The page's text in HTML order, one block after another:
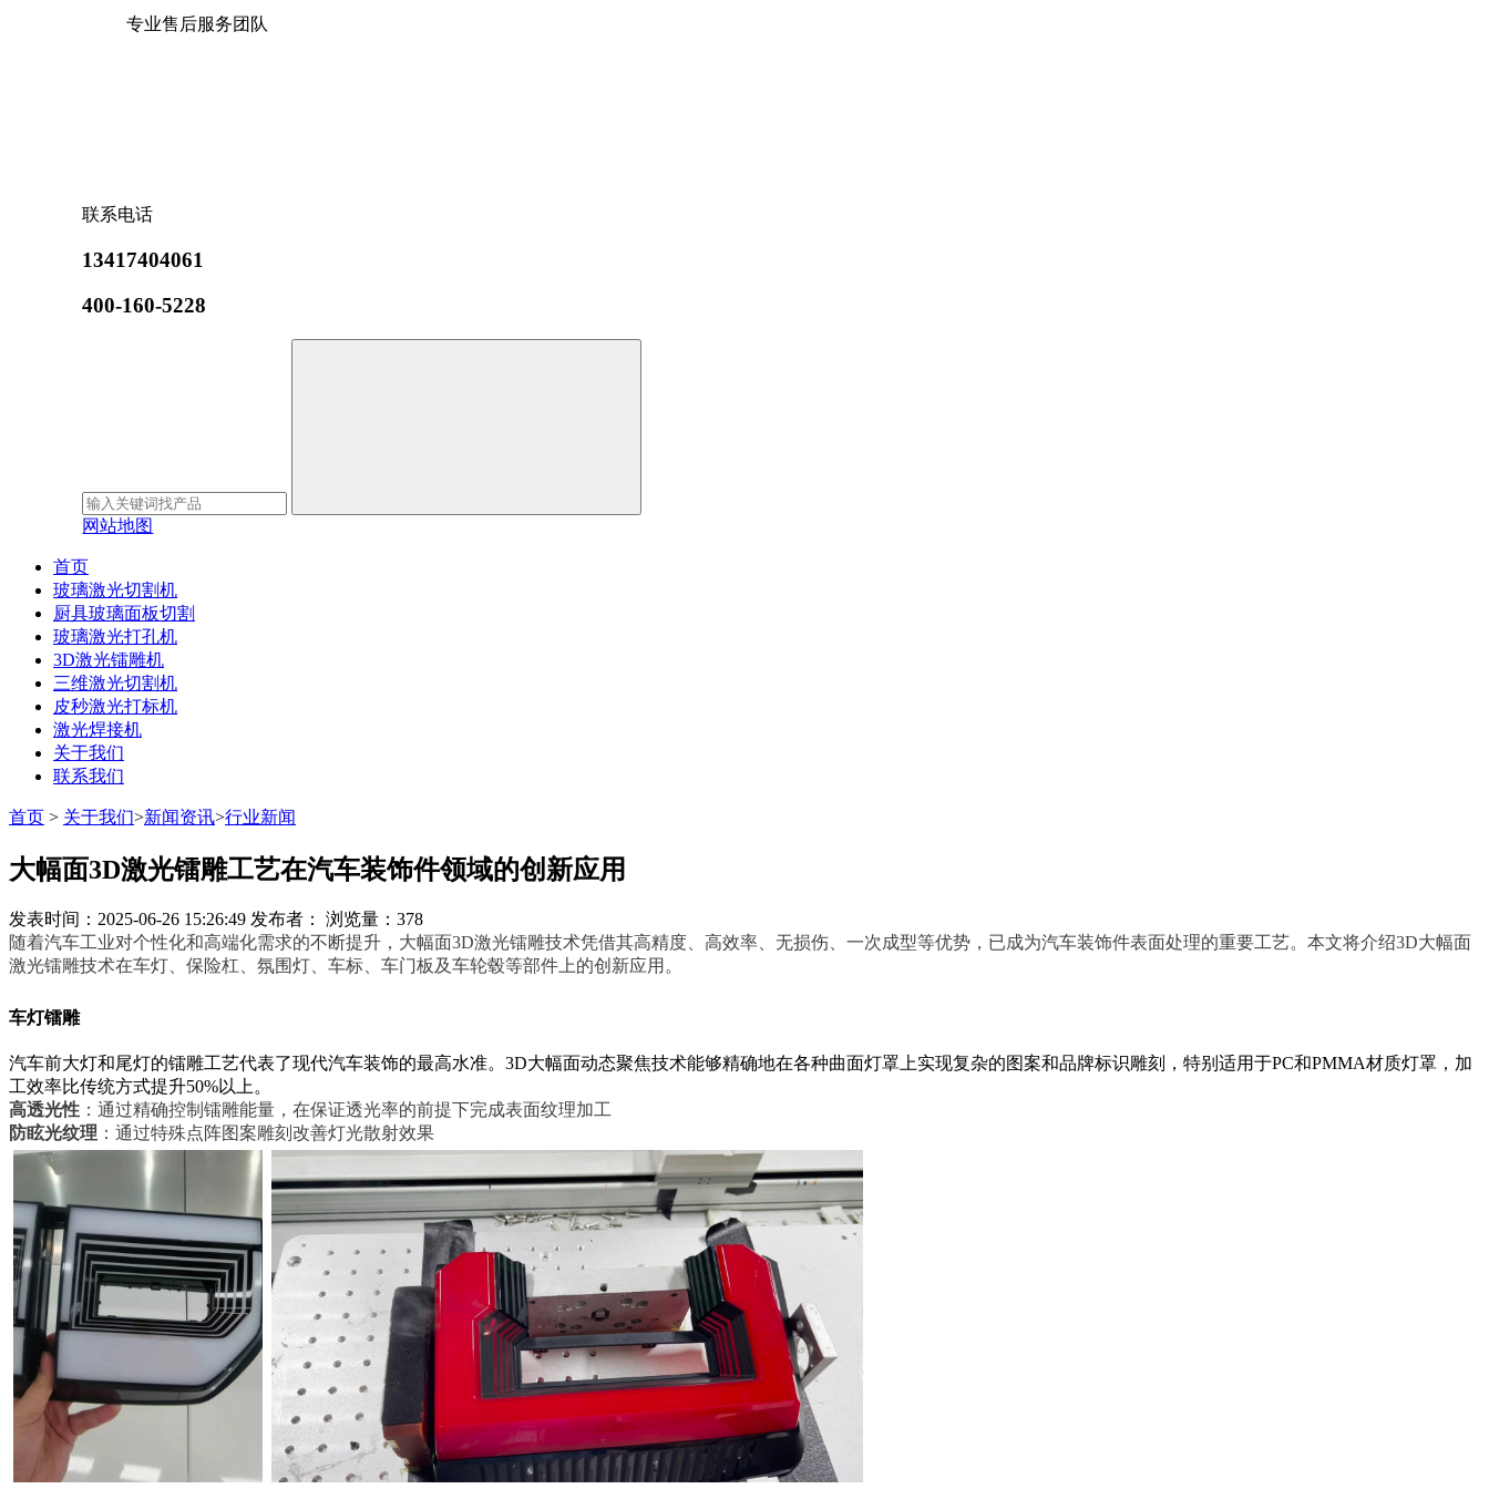
专业售后服务团队
联系电话
13417404061
400-160-5228
网站地图
首页
玻璃激光切割机
厨具玻璃面板切割
玻璃激光打孔机
3D激光镭雕机
三维激光切割机
皮秒激光打标机
激光焊接机
关于我们
联系我们
首页 > 关于我们>新闻资讯>行业新闻
大幅面3D激光镭雕工艺在汽车装饰件领域的创新应用
发表时间：2025-06-26 15:26:49 发布者：
浏览量：378
随着汽车工业对个性化和高端化需求的不断提升，大幅面3D激光镭雕技术凭借其高精度、高效率、无损伤、一次成型等优势，已成为汽车装饰件表面处理的重要工艺。本文将介绍3D大幅面
激光镭雕技术在车灯、保险杠、氛围灯、车标、车门板及车轮毂等部件上的创新应用。
车灯镭雕
汽车前大灯和尾灯的镭雕工艺代表了现代汽车装饰的最高水准。3D大幅面动态聚焦技术能够精确地在各种曲面灯罩上实现复杂的图案和品牌标识雕刻，特别适用于PC和PMMA材质灯罩，加
工效率比传统方式提升50%以上。
高透光性 ：通过精确控制镭雕能量，在保证透光率的前提下完成表面纹理加工
防眩光纹理 ：通过特殊点阵图案雕刻改善灯光散射效果